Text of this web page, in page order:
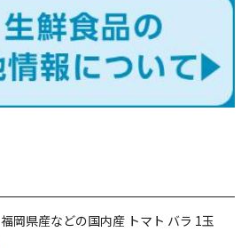
福岡県産などの国内産 トマト バラ 1玉